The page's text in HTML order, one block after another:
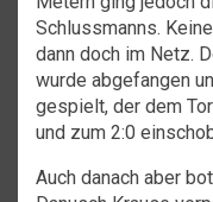
Schlussmanns.
dann doch im Netz.
wurde abgefangen
gespielt, der dem
und zum 2:0
Auch danach aber